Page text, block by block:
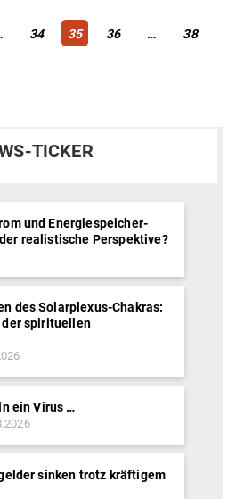
Page
34 Page
35 Page
36 … Page
38
TICKER
und Energiespeicher-
realistische Perspektive?
des Solarplexus-Chakras:
der spirituellen
ein Virus …
sinken trotz kräftigem